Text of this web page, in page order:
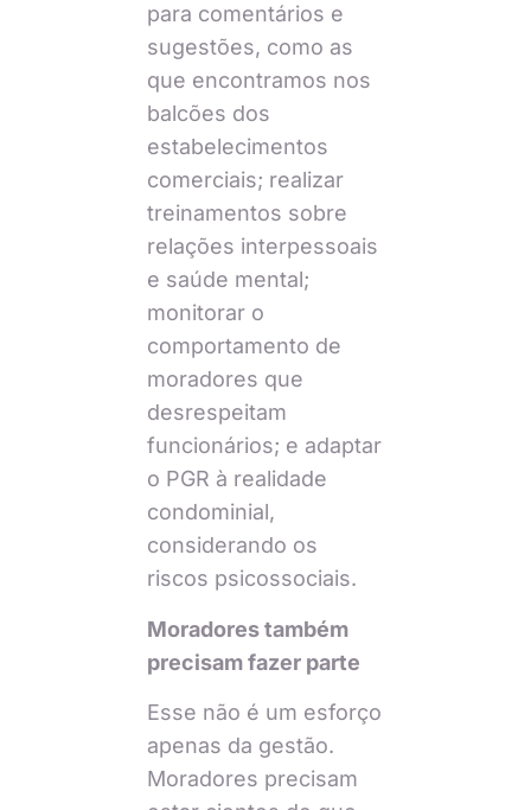
para comentários e
sugestões, como as
que encontramos nos
balcões dos
estabelecimentos
comerciais; realizar
treinamentos sobre
relações interpessoais
e saúde mental;
monitorar o
comportamento de
moradores que
desrespeitam
funcionários; e adaptar
o PGR à realidade
condominial,
considerando os
riscos psicossociais.
Moradores também
precisam fazer parte
Esse não é um esforço
apenas da gestão.
Moradores precisam